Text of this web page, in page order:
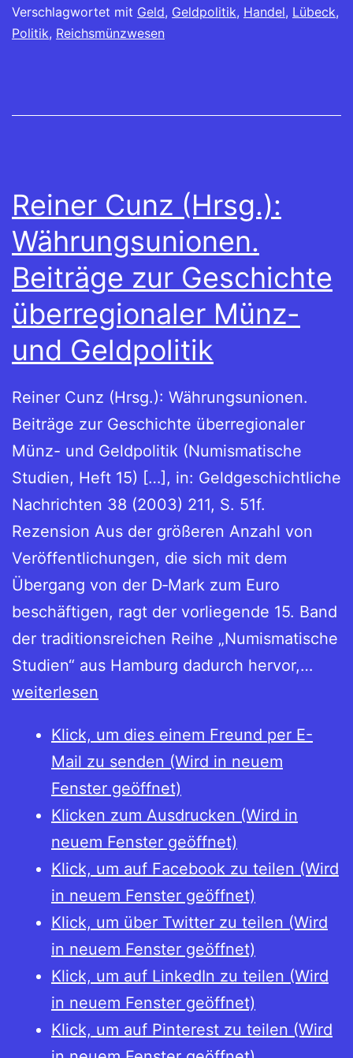
Verschlagwortet mit Geld, Geldpolitik, Handel, Lübeck,
Politik, Reichsmünzwesen
Reiner Cunz (Hrsg.):
Währungsunionen.
Beiträge zur Geschichte
überregionaler Münz-
und Geldpolitik
Reiner Cunz (Hrsg.): Währungsunionen.
Beiträge zur Geschichte überregionaler
Münz- und Geldpolitik (Numismatische
Studien, Heft 15) […], in: Geldgeschichtliche
Nachrichten 38 (2003) 211, S. 51f.
Rezension Aus der größeren Anzahl von
Veröffentlichungen, die sich mit dem
Übergang von der D‑Mark zum Euro
beschäftigen, ragt der vorliegende 15. Band
der traditionsreichen Reihe „Numismatische
Studien“ aus Hamburg dadurch hervor,…
weiterlesen
Klick, um dies einem Freund per E-
Mail zu senden (Wird in neuem
Fenster geöffnet)
Klicken zum Ausdrucken (Wird in
neuem Fenster geöffnet)
Klick, um auf Facebook zu teilen (Wird
in neuem Fenster geöffnet)
Klick, um über Twitter zu teilen (Wird
in neuem Fenster geöffnet)
Klick, um auf LinkedIn zu teilen (Wird
in neuem Fenster geöffnet)
Klick, um auf Pinterest zu teilen (Wird